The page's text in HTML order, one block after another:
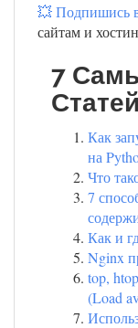
💥 Подпишись
сайтам и
7
Статей
Как
на
Что
7
Как и
Nginx
top,
(Load